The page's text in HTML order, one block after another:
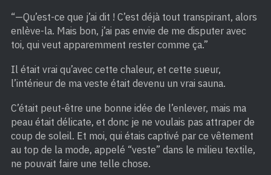
“—Qu’est-ce que j’ai dit ! C’est déjà tout transpirant, alors
enlève-la. Mais bon, j’ai pas envie de me disputer avec
toi, qui veut apparemment rester comme ça.”
Il était vrai qu’avec cette chaleur, et cette sueur,
l’intérieur de ma veste était devenu un vrai sauna.
C’était peut-être une bonne idée de l’enlever, mais ma
peau était délicate, et donc je ne voulais pas attraper de
coup de soleil. Et moi, qui étais captivé par ce vêtement
au top de la mode, appelé “veste” dans le milieu textile,
ne pouvait faire une telle chose.